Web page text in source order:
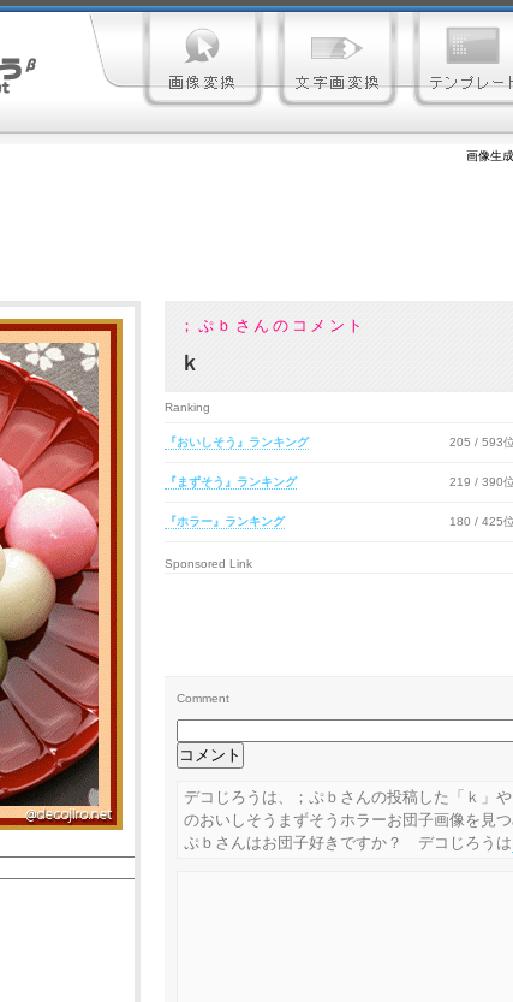
画像生成
；ぷｂさんのコメント
ｋ
Ranking
『おいしそう』ランキング 205 / 593位
『まずそう』ランキング 219 / 390位
『ホラー』ランキング 180 / 425位
Sponsored Link
Comment
デコじろうは、；ぷｂさんの投稿した「ｋ」
のおいしそうまずそうホラーお団子画像を見
ぷｂさんはお団子好きですか？ デコじろうは